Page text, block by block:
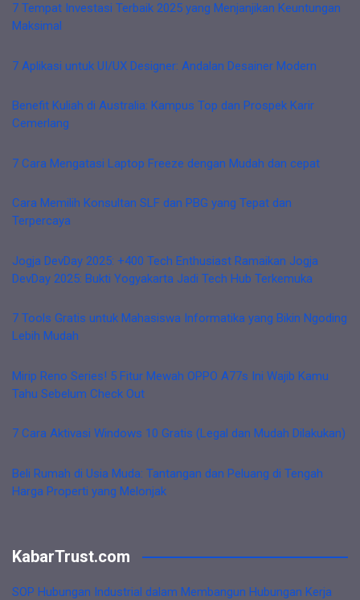
7 Tempat Investasi Terbaik 2025 yang Menjanjikan Keuntungan
Maksimal
7 Aplikasi untuk UI/UX Designer: Andalan Desainer Modern
Benefit Kuliah di Australia: Kampus Top dan Prospek Karir
Cemerlang
7 Cara Mengatasi Laptop Freeze dengan Mudah dan cepat
Cara Memilih Konsultan SLF dan PBG yang Tepat dan
Terpercaya
Jogja DevDay 2025: +400 Tech Enthusiast Ramaikan Jogja
DevDay 2025: Bukti Yogyakarta Jadi Tech Hub Terkemuka
7 Tools Gratis untuk Mahasiswa Informatika yang Bikin Ngoding
Lebih Mudah
Mirip Reno Series! 5 Fitur Mewah OPPO A77s Ini Wajib Kamu
Tahu Sebelum Check Out
7 Cara Aktivasi Windows 10 Gratis (Legal dan Mudah Dilakukan)
Beli Rumah di Usia Muda: Tantangan dan Peluang di Tengah
Harga Properti yang Melonjak
KabarTrust.com
SOP Hubungan Industrial dalam Membangun Hubungan Kerja